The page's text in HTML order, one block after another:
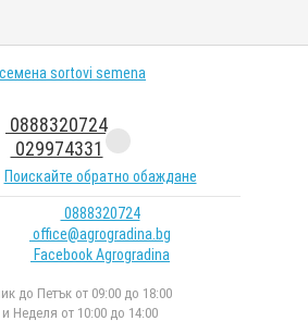
0888320724
029974331
Поискайте обратно обаждане
0888320724
office@agrogradina.bg
Facebook Agrogradina
до Петък от 09:00 до 18:00
Неделя от 10:00 до 14:00